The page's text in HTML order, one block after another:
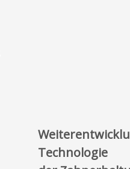
Technologie